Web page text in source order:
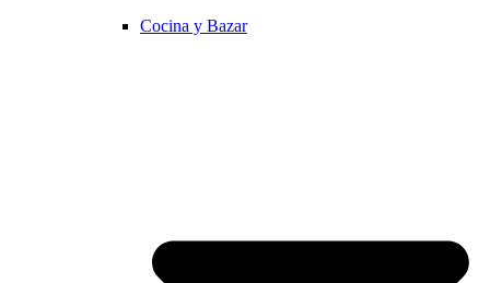
Cocina y Bazar